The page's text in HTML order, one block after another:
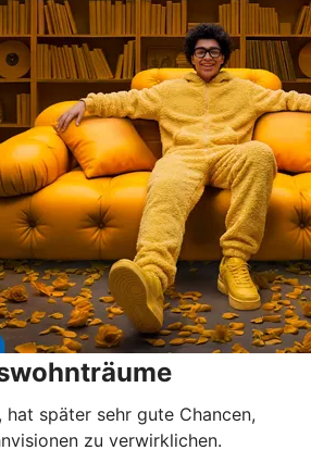
später sehr gute Chancen,
zu verwirklichen.